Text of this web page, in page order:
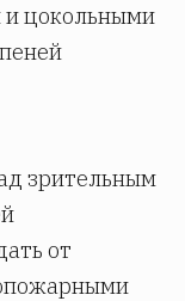
цокольными
зрительным
от